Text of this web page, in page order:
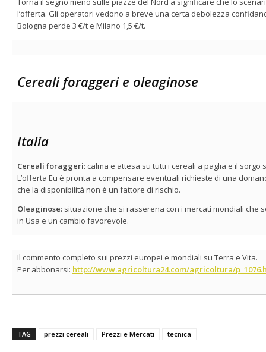
l’offerta. Gli operatori vedono a breve una certa debolezza
Bologna perde 3 €/t e Milano 1,5 €/t.
Cereali foraggeri e oleaginose
Italia
Cereali foraggeri: calma e attesa su tutti i cereali a paglia e il sorgo
L’offerta Eu è pronta a compensare eventuali richieste di una
che la disponibilità non è un fattore di rischio.
Oleaginose: situazione che si rasserena con i mercati mondiali che
in Usa e un cambio favorevole.
Il commento completo sui prezzi europei e mondiali su Terra e Vita.
Per abbonarsi: http://www.agricoltura24.com/agricoltura/
TAG prezzi cereali Prezzi e Mercati tecnica